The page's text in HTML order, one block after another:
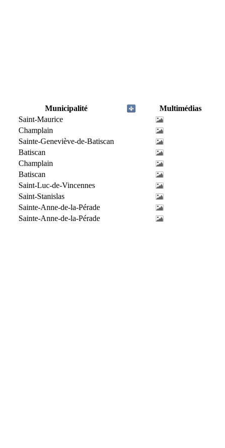
Municipalité
Multimédias
Saint-Maurice
Champlain
Sainte-Geneviève-de-Batiscan
Batiscan
Champlain
Batiscan
Saint-Luc-de-Vincennes
Saint-Stanislas
Sainte-Anne-de-la-Pérade
Sainte-Anne-de-la-Pérade